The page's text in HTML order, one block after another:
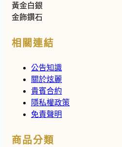
黃金白銀
金飾鑽石
相關連結
公告知識
關於炫麗
貴賓合約
隱私權政策
免責聲明
商品分類